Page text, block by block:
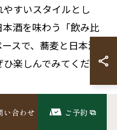
すいスタイルとし
酒を味わう「飲み比
スで、蕎麦と日本酒
楽しんでみてくださ
い合わせ ご予約